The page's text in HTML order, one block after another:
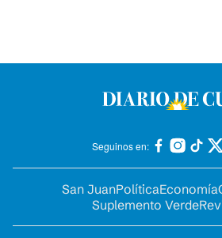
Seguinos en:
San JuanPolíticaEconomía
Suplemento Verde